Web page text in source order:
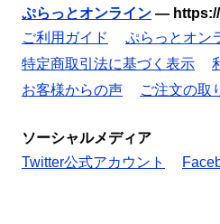
ぷらっとオンライン —
ご利用ガイド
ぷらっとオン
特定商取引法に基づく表示
お客様からの声
ご注文の取
ソーシャルメディア
Twitter公式アカウント